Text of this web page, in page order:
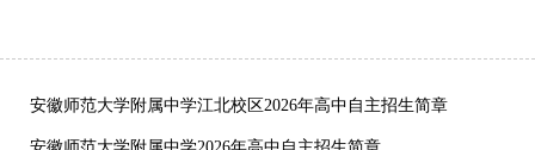
安徽师范大学附属中学江北校区2026年高中自主招生简章